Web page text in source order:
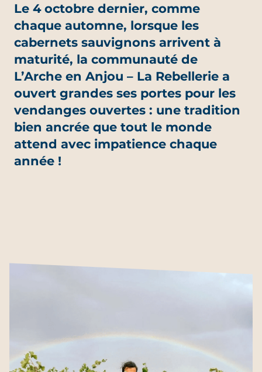
Le 4 octobre dernier, comme
chaque automne, lorsque les
cabernets sauvignons arrivent à
maturité, la communauté de
L’Arche en Anjou – La Rebellerie a
ouvert grandes ses portes pour les
vendanges ouvertes : une tradition
bien ancrée que tout le monde
attend avec impatience chaque
année !